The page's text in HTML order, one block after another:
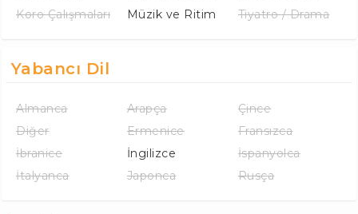
Koro Çalışmaları
Müzik ve Ritim Tiyatro / Drama
Yabancı Dil
Almanca Arapça
Çince
Diğer
Ermenice
Fransızca
İbranice
İngilizce
İspanyolca
İtalyanca
Japonca Rusça